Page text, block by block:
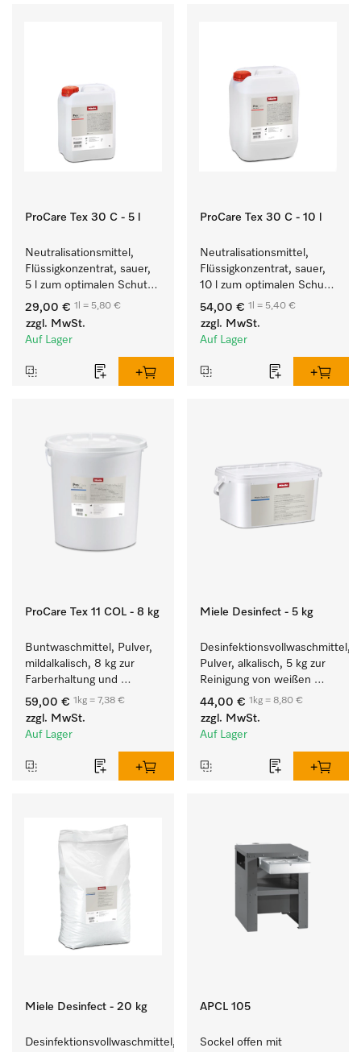
ProCare Tex 30 C - 5 l
Neutralisationsmittel,
Flüssigkonzentrat, sauer,
5 l zum optimalen Schutz
der Textilien durch
zuverlässige
Neutralisation.
29,00 € 1l = 5,80 €
zzgl. MwSt.
Auf Lager
ProCare Tex 30 C - 10 l
Neutralisationsmittel,
Flüssigkonzentrat, sauer,
10 l zum optimalen Schutz
der Textilien durch
zuverlässige
Neutralisation.
54,00 € 1l = 5,40 €
zzgl. MwSt.
Auf Lager
ProCare Tex 11 COL - 8 kg
Buntwaschmittel, Pulver,
mildalkalisch, 8 kg zur
Farberhaltung und
Reinigung von
Buntwäsche.
59,00 € 1kg = 7,38 €
zzgl. MwSt.
Auf Lager
Miele Desinfect - 5 kg
Desinfektionsvollwaschmittel,
Pulver, alkalisch, 5 kg zur
Reinigung von weißen
Textilien und farbechter
Buntwäsche.
44,00 € 1kg = 8,80 €
zzgl. MwSt.
Auf Lager
Miele Desinfect - 20 kg
Desinfektionsvollwaschmittel,
APCL 105
Sockel offen mit